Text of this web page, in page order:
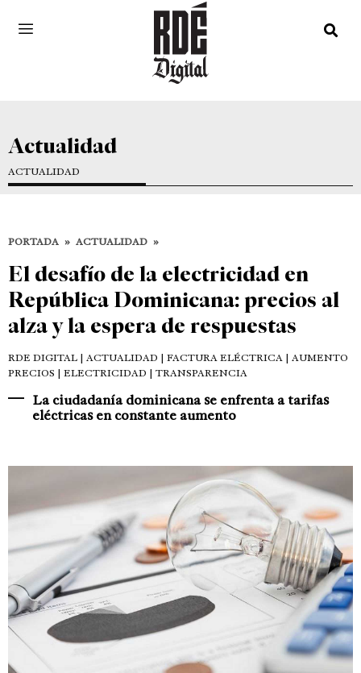
Actualidad
ACTUALIDAD
PORTADA » ACTUALIDAD »
El desafío de la electricidad en
República Dominicana: precios al
alza y la espera de respuestas
RDE DIGITAL | ACTUALIDAD | FACTURA ELÉCTRICA | AUMENTO
PRECIOS | ELECTRICIDAD | TRANSPARENCIA
La ciudadanía dominicana se enfrenta a tarifas
eléctricas en constante aumento